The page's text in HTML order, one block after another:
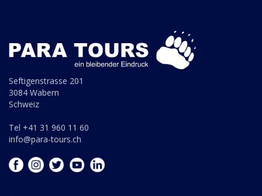
Seftigenstrasse 201
3084 Wabern
Schweiz
Tel +41 31 960 11 60
info@para-tours.ch